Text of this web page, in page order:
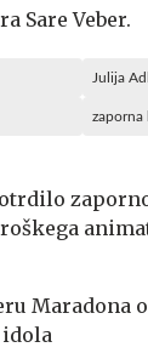
Sare Veber.
Julija
zaporna
Maradona